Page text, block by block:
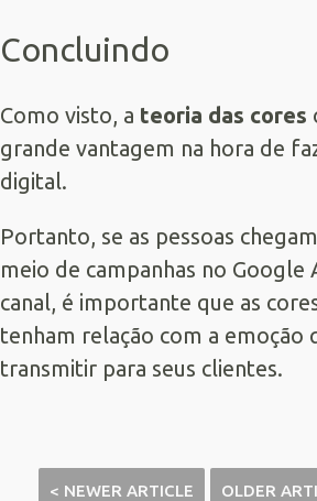
Concluindo
Como visto, a teoria das cores
grande vantagem na hora de
digital.
Portanto, se as pessoas
meio de campanhas no Google
canal, é importante que as
tenham relação com a emoção
transmitir para seus clientes.
< NEWER ARTICLE OLDER